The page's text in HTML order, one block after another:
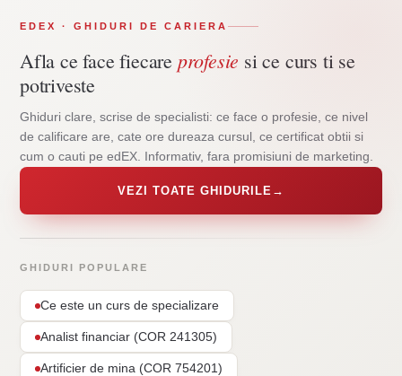
EDEX · GHIDURI DE CARIERA
Afla ce face fiecare profesie si ce curs ti se
potriveste
Ghiduri clare, scrise de specialisti: ce face o profesie, ce nivel
de calificare are, cate ore dureaza cursul, ce certificat obtii si
cum o cauti pe edEX. Informativ, fara promisiuni de marketing.
VEZI TOATE GHIDURILE →
GHIDURI POPULARE
Ce este un curs de specializare
Analist financiar (COR 241305)
Artificier de mina (COR 754201)